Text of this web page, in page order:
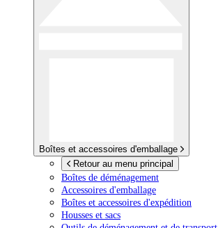
Boîtes et accessoires d'emballage
Retour au menu principal
Boîtes de déménagement
Accessoires d'emballage
Boîtes et accessoires d'expédition
Housses et sacs